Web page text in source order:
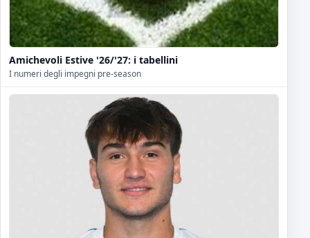
Amichevoli Estive '26/'27: i tabellini
I numeri degli impegni pre-season